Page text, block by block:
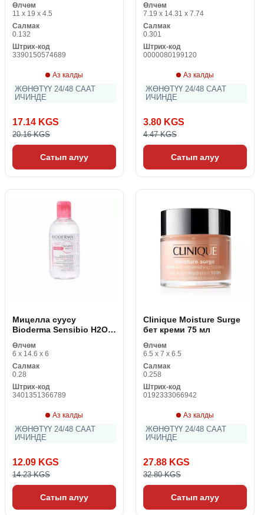
Өлчөм
11 x 19 x 4.5
Салмак
0.132
Штрих-код
3390150574689
Аз калды
ЖӨНӨТҮҮ 24/48 СААТ
ИЧИНДЕ
17.14 KGS
20.16 KGS
Сатып алуу
Өлчөм
7.19 x 14.31 x 7.74
Салмак
0.301
Штрих-код
0000080199120
Аз калды
ЖӨНӨТҮҮ 24/48 СААТ
ИЧИНДЕ
3.80 KGS
4.47 KGS
Сатып алуу
Мицелла суусу
Bioderma Sensibio H2O
Өлчөм
6 x 14.6 x 6
Салмак
0.28
Штрих-код
3401351366789
Аз калды
ЖӨНӨТҮҮ 24/48 СААТ
ИЧИНДЕ
12.09 KGS
14.23 KGS
Сатып алуу
Clinique Moisture Surge
бет креми 75 мл
Өлчөм
6.5 x 7 x 6.5
Салмак
0.258
Штрих-код
0192333066942
Аз калды
ЖӨНӨТҮҮ 24/48 СААТ
ИЧИНДЕ
27.88 KGS
32.80 KGS
Сатып алуу